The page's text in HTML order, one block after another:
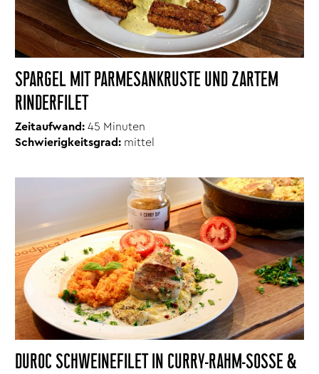
SPARGEL MIT PARMESANKRUSTE UND ZARTEM
RINDERFILET
Zeitaufwand: 45 Minuten
Schwierigkeitsgrad: mittel
DUROC SCHWEINEFILET IN CURRY-RAHM-SOSSE & S